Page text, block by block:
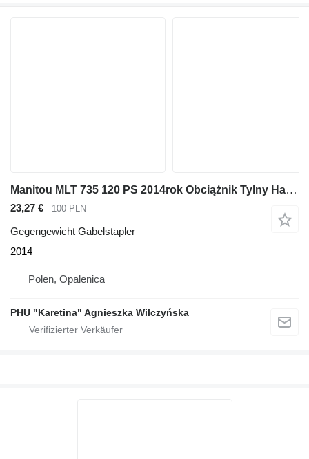
Manitou MLT 735 120 PS 2014rok Obciążnik Tylny Hak Dociążenie Zderzak CZ
23,27 € 100 PLN
Gegengewicht Gabelstapler
2014
Polen, Opalenica
PHU "Karetina" Agnieszka Wilczyńska